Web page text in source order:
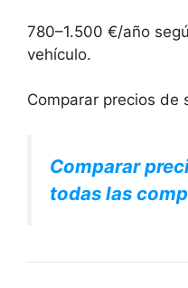
780–1.500 €/año
vehículo.
Comparar precios de
Comparar
todas las